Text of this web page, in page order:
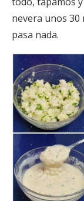
nevera unos 30
pasa nada.